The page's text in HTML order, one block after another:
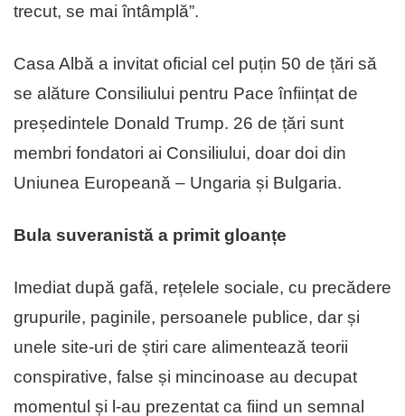
trecut, se mai întâmplă”.
Casa Albă a invitat oficial cel puțin 50 de țări să
se alăture Consiliului pentru Pace înființat de
președintele Donald Trump. 26 de țări sunt
membri fondatori ai Consiliului, doar doi din
Uniunea Europeană – Ungaria și Bulgaria.
Bula suveranistă a primit gloanțe
Imediat după gafă, rețelele sociale, cu precădere
grupurile, paginile, persoanele publice, dar și
unele site-uri de știri care alimentează teorii
conspirative, false și mincinoase au decupat
momentul și l-au prezentat ca fiind un semnal